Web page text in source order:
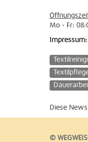
Mo - Fr:
Impressum:
Diese
©